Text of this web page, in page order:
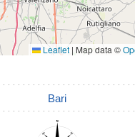
Leaflet | Map data ©
Bari